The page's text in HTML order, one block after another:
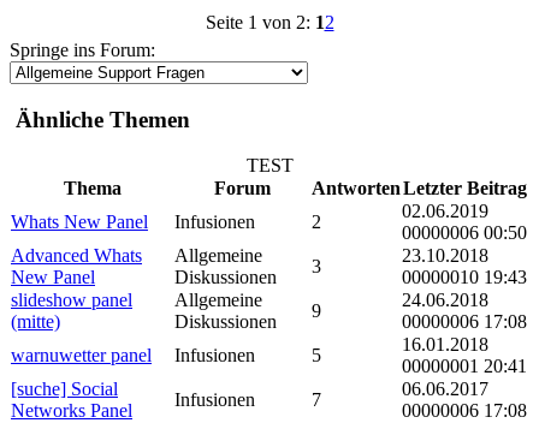
Seite 1 von 2: 12
Springe ins Forum:
Ähnliche Themen
TEST
Thema
Forum AntwortenLetzter Beitrag
Whats New Panel
Infusionen 2
02.06.2019
00000006 00:50
Advanced Whats
New Panel
Allgemeine
Diskussionen
3
23.10.2018
00000010 19:43
slideshow panel
(mitte)
Allgemeine
Diskussionen
9
24.06.2018
00000006 17:08
warnuwetter panel
Infusionen 5
16.01.2018
00000001 20:41
[suche] Social
Networks Panel
Infusionen 7
06.06.2017
00000006 17:08